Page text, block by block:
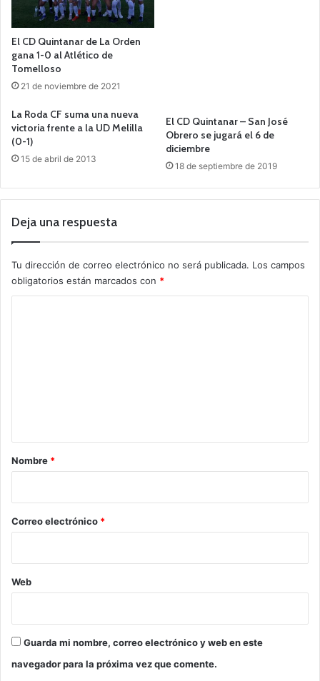
El CD Quintanar de La Orden
gana 1-0 al Atlético de
Tomelloso
21 de noviembre de 2021
La Roda CF suma una nueva
victoria frente a la UD Melilla
(0-1)
15 de abril de 2013
El CD Quintanar – San José
Obrero se jugará el 6 de
diciembre
18 de septiembre de 2019
Deja una respuesta
Tu dirección de correo electrónico no será publicada. Los campos
obligatorios están marcados con *
r
*
Nombre *
Correo electrónico *
Web
Guarda mi nombre, correo electrónico y web en este
navegador para la próxima vez que comente.